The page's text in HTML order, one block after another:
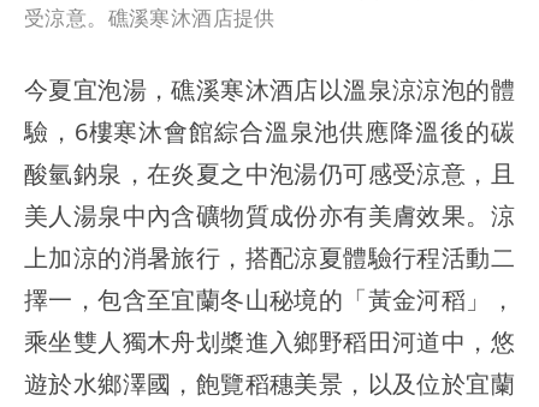
受涼意。礁溪寒沐酒店提供
今夏宜泡湯，礁溪寒沐酒店以溫泉涼涼泡的體
驗，6樓寒沐會館綜合溫泉池供應降溫後的碳
酸氫鈉泉，在炎夏之中泡湯仍可感受涼意，且
美人湯泉中內含礦物質成份亦有美膚效果。涼
上加涼的消暑旅行，搭配涼夏體驗行程活動二
擇一，包含至宜蘭冬山秘境的「黃金河稻」，
乘坐雙人獨木舟划槳進入鄉野稻田河道中，悠
遊於水鄉澤國，飽覽稻穗美景，以及位於宜蘭